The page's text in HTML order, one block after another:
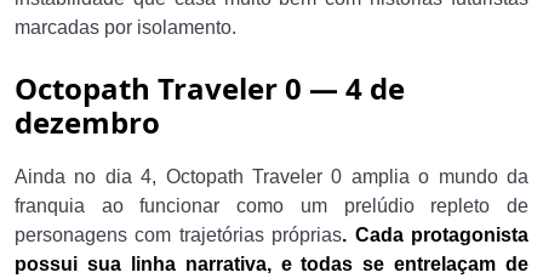
marcadas por isolamento.
Octopath Traveler 0 — 4 de
dezembro
Ainda no dia 4, Octopath Traveler 0 amplia o mundo da
franquia ao funcionar como um prelúdio repleto de
personagens com trajetórias próprias. Cada protagonista
possui sua linha narrativa, e todas se entrelaçam de